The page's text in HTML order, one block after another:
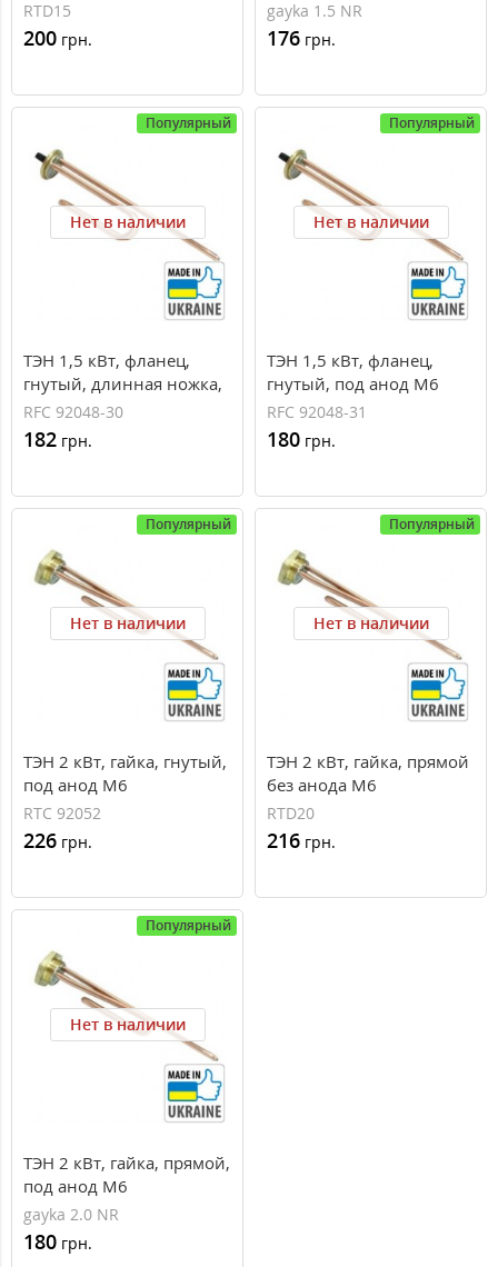
RTD15
200 грн.
(нержавеющая сталь)
gayka 1.5 NR
176 грн.
Популярный
Нет в наличии
ТЭН 1,5 кВт, фланец,
гнутый, длинная ножка,
под анод M6
RFC 92048-30
182 грн.
Популярный
Нет в наличии
ТЭН 1,5 кВт, фланец,
гнутый, под анод М6
RFC 92048-31
180 грн.
Популярный
Нет в наличии
ТЭН 2 кВт, гайка, гнутый,
под анод М6
RTC 92052
226 грн.
Популярный
Нет в наличии
ТЭН 2 кВт, гайка, прямой
без анода М6
RTD20
216 грн.
Популярный
Нет в наличии
ТЭН 2 кВт, гайка, прямой,
под анод М6
(нержавеющая сталь)
gayka 2.0 NR
180 грн.